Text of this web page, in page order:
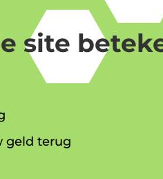
site
geld terug